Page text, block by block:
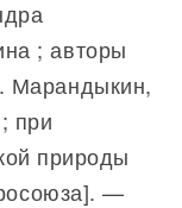
; авторы
Марандыкин,
при
природы
—